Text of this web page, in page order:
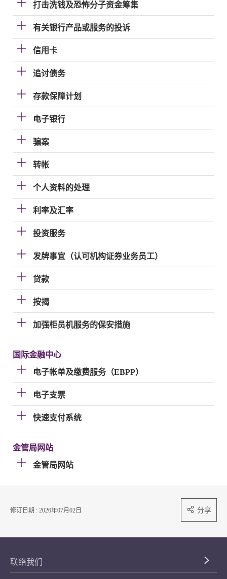
打击洗钱及恐怖分子资金筹集
有关银行产品或服务的投诉
信用卡
追讨债务
存款保障计划
电子银行
骗案
转帐
个人资料的处理
利率及汇率
投资服务
发牌事宜（认可机构证券业务员工）
贷款
按揭
加强柜员机服务的保安措施
国际金融中心
电子帐单及缴费服务（EBPP）
电子支票
快速支付系统
金管局网站
金管局网站
修订日期 : 2026年07月02日 分享
联络我们